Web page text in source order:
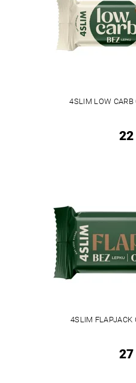
4SLIM LOW CARB
22
4SLIM FLAPJACK
27